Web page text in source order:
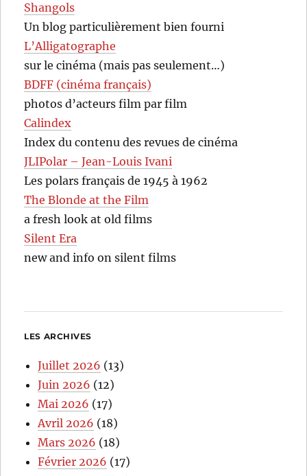
Shangols
Un blog particulièrement bien fourni
L’Alligatographe
sur le cinéma (mais pas seulement…)
BDFF (cinéma français)
photos d’acteurs film par film
Calindex
Index du contenu des revues de cinéma
JLIPolar – Jean-Louis Ivani
Les polars français de 1945 à 1962
The Blonde at the Film
a fresh look at old films
Silent Era
new and info on silent films
LES ARCHIVES
Juillet 2026 (13)
Juin 2026 (12)
Mai 2026 (17)
Avril 2026 (18)
Mars 2026 (18)
Février 2026 (17)